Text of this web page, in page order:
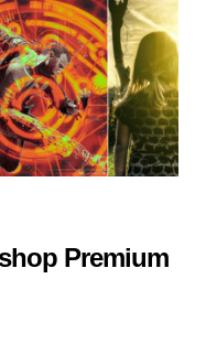
Premium